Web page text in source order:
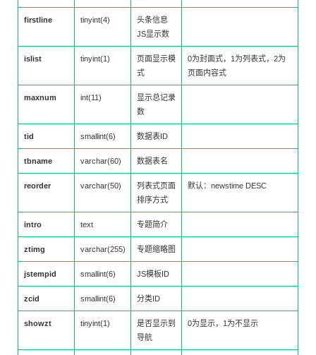
firstline tinyint(4)
头条信息
JS显示数
islist tinyint(1)
页面显示模
式
0为封面式，1为列表式，2为
页面内容式
maxnum int(11)
显示总记录
数
tid smallint(6) 数据表ID
tbname varchar(60) 数据表名
reorder varchar(50)
列表式页面
排序方式
默认：newstime DESC
intro text 专题简介
ztimg varchar(255) 专题缩略图
jstempid smallint(6) JS模板ID
zcid smallint(6) 分类ID
showzt tinyint(1)
是否显示到
导航
0为显示，1为不显示